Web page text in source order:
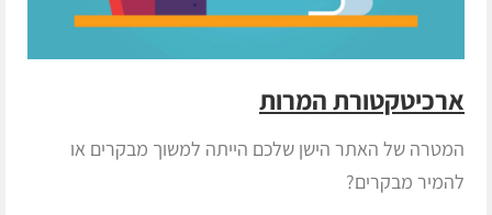
ארכיטקטורת המרות
המטרה של האתר הישן שלכם הייתה למשוך מבקרים או
להמיר מבקרים?